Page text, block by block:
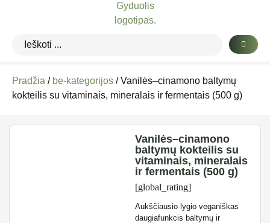
Pradžia / be-kategorijos / Vanilės–cinamono baltymų
kokteilis su vitaminais, mineralais ir fermentais (500 g)
Vanilės–cinamono
baltymų kokteilis su
vitaminais, mineralais
ir fermentais (500 g)
[global_rating]
Aukščiausio lygio veganiškas
daugiafunkcis baltymų ir